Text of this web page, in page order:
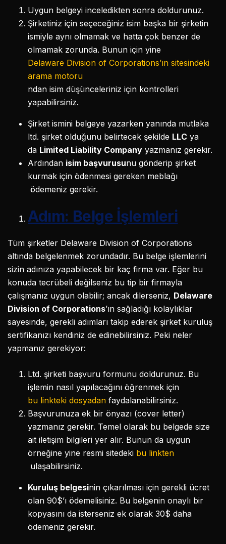
Uygun belgeyi inceledikten sonra doldurunuz.
Şirketiniz için seçeceğiniz isim başka bir şirketin
ismiyle aynı olmamak ve hatta çok benzer de
olmamak zorunda. Bunun için yine
Delaware Division of Corporations’ın sitesindeki
arama motoru
ndan isim düşünceleriniz için kontrolleri
yapabilirsiniz.
Şirket ismini belgeye yazarken yanında mutlaka
ltd. şirket olduğunu belirtecek şekilde LLC ya
da Limited Liability Company yazmanız gerekir.
Ardından isim başvurusunu gönderip şirket
kurmak için ödenmesi gereken meblağı
ödemeniz gerekir.
Adım: Belge İşlemleri
Tüm şirketler Delaware Division of Corporations
altında belgelenmek zorundadır. Bu belge işlemlerini
sizin adınıza yapabilecek bir kaç firma var. Eğer bu
konuda tecrübeli değilseniz bu tip bir firmayla
çalışmanız uygun olabilir; ancak dilerseniz, Delaware
Division of Corporations’ın sağladığı kolaylıklar
sayesinde, gerekli adımları takip ederek şirket kuruluş
sertifikanızı kendiniz de edinebilirsiniz. Peki neler
yapmanız gerekiyor:
Ltd. şirketi başvuru formunu doldurunuz. Bu
işlemin nasıl yapılacağını öğrenmek için
bu linkteki dosyadan faydalanabilirsiniz.
Başvurunuza ek bir önyazı (cover letter)
yazmanız gerekir. Temel olarak bu belgede size
ait iletişim bilgileri yer alır. Bunun da uygun
örneğine yine resmi sitedeki bu linkten
ulaşabilirsiniz.
Kuruluş belgesinin çıkarılması için gerekli ücret
olan 90$’ı ödemelisiniz. Bu belgenin onaylı bir
kopyasını da isterseniz ek olarak 30$ daha
ödemeniz gerekir.